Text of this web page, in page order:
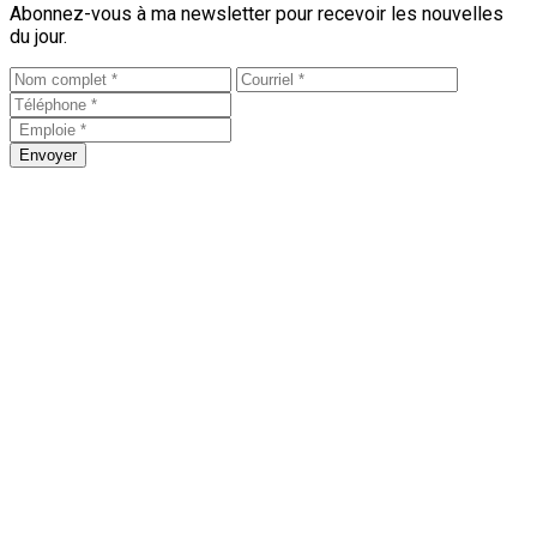
Abonnez-vous à ma newsletter pour recevoir les nouvelles
du jour.
Envoyer